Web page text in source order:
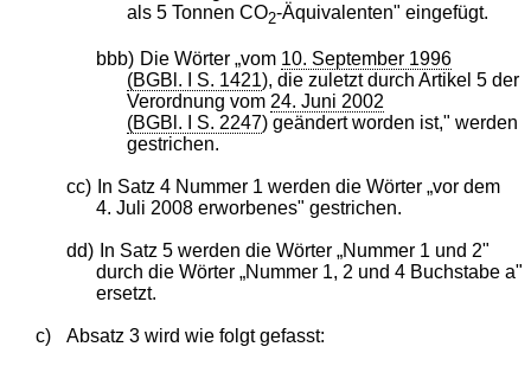
als 5 Tonnen CO2-Äquivalenten" eingefügt.
bbb) Die Wörter „vom 10. September 1996
(BGBl. I S. 1421), die zuletzt durch Artikel 5 der
Verordnung vom 24. Juni 2002
(BGBl. I S. 2247) geändert worden ist," werden
gestrichen.
cc)
In Satz 4 Nummer 1 werden die Wörter „vor dem
4. Juli 2008 erworbenes" gestrichen.
dd)
In Satz 5 werden die Wörter „Nummer 1 und 2"
durch die Wörter „Nummer 1, 2 und 4 Buchstabe a"
ersetzt.
c) Absatz 3 wird wie folgt gefasst: